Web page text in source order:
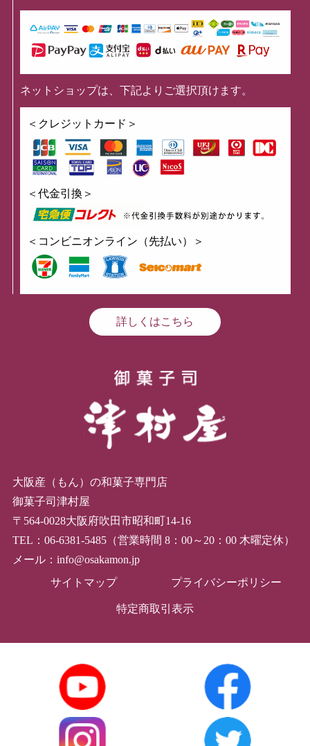
ネットショップは、下記よりご選択頂けます。
＜クレジットカード＞
＜代金引換＞
＜コンビニオンライン（先払い）＞
詳しくはこちら
大阪産（もん）の和菓子専門店
御菓子司津村屋
〒564-0028大阪府吹田市昭和町14-16
TEL：06-6381-5485（営業時間 8：00～20：00 木曜定休）
メール：info@osakamon.jp
サイトマップ
プライバシーポリシー
特定商取引表示